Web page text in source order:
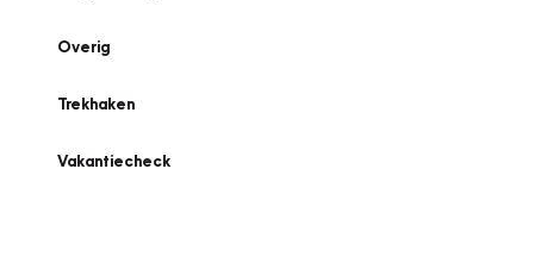
Overig
Trekhaken
Vakantiecheck